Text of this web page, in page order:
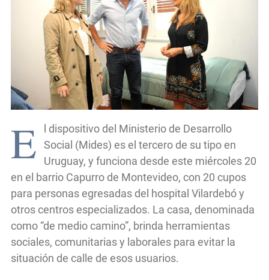
E
l dispositivo del Ministerio de Desarrollo
Social (Mides) es el tercero de su tipo en
Uruguay, y funciona desde este miércoles 20
en el barrio Capurro de Montevideo, con 20 cupos
para personas egresadas del hospital Vilardebó y
otros centros especializados. La casa, denominada
como “de medio camino”, brinda herramientas
sociales, comunitarias y laborales para evitar la
situación de calle de esos usuarios.